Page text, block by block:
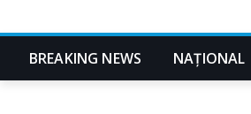
BREAKING NEWS NAŢIONAL